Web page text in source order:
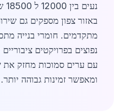
באזור צפון מספקים גם
מתקדמים. חומרי בנייה
נפוצים בפרויקטים
עם ערים סמוכות מחזק
ומאפשר זמינות גבוהה יותר.